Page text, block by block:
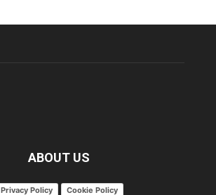
ABOUT US
Privacy Policy Cookie Policy